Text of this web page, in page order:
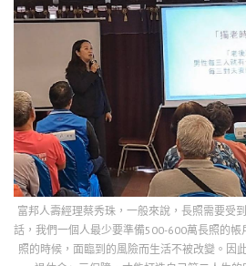
富邦人壽經理蔡秀珠，一般來說，長照需要受
話，我們一個人最少要準備500-600萬長照的
照的時候，面臨到的風險而生活不被改變。因